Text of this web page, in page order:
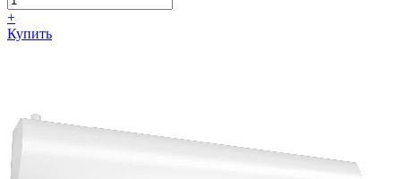
+
Купить